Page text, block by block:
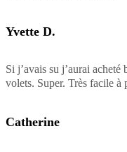
Yvette D.
Si j’avais su j’aurai
volets. Super. Très facile à
Catherine